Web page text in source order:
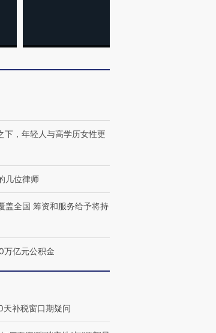
毫米 紧急转移近
雨 3小时累计雨量超80毫
有意思的生活方式·第三对
下，年轻人与高学历女性更
几位律师
盖全国 筹资和服务给予将持
万亿元公积金
补税窗口期疑问